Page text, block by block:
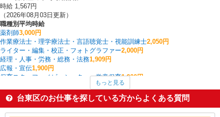
時給 1,567円
（2026年08月03日更新）
職種別平均時給
薬剤師3,000円
作業療法士・理学療法士・言語聴覚士・視能訓練士2,050円
ライター・編集・校正・フォトグラファー2,000円
経理・人事・労務・総務・法務1,909円
広報・宣伝1,900円
保育スタッフ・ベビーシッター・学童保育1,900円
1,800円
金融・貿易事務1,767円
データ入力・オペレーター1,767円
看護師・保健師・看護助手・助産師1,755円
もっと見る
台東区のお仕事を探している方からよくある質問